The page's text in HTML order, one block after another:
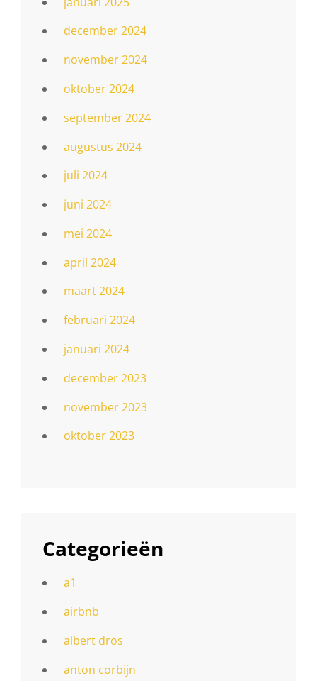
december 2024
november 2024
oktober 2024
september 2024
augustus 2024
juli 2024
juni 2024
mei 2024
april 2024
maart 2024
februari 2024
januari 2024
december 2023
november 2023
oktober 2023
Categorieën
a1
airbnb
albert dros
anton corbijn